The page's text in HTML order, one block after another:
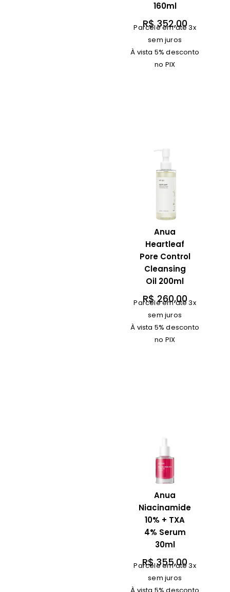
160ml
R$352,00
Parcele em até 3x
sem juros
À vista 5% desconto
no PIX
Anua
Heartleaf
Pore Control
Cleansing
Oil 200ml
R$260,00
Parcele em até 3x
sem juros
À vista 5% desconto
no PIX
Anua
Niacinamide
10% + TXA
4% Serum
30ml
R$355,00
Parcele em até 3x
sem juros